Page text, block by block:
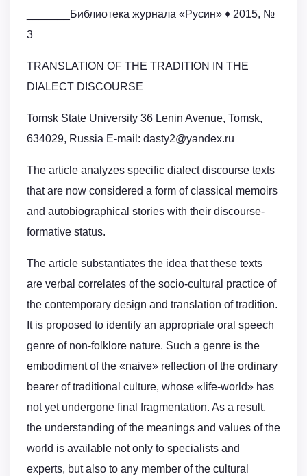
_______Библиотека журнала «Русин» ♦ 2015, №
3
TRANSLATION OF THE TRADITION IN THE
DIALECT DISCOURSE
Tomsk State University 36 Lenin Avenue, Tomsk,
634029, Russia E-mail: dasty2@yandex.ru
The article analyzes specific dialect discourse texts
that are now considered a form of classical memoirs
and autobiographical stories with their discourse-
formative status.
The article substantiates the idea that these texts
are verbal correlates of the socio-cultural practice of
the contemporary design and translation of tradition.
It is proposed to identify an appropriate oral speech
genre of non-folklore nature. Such a genre is the
embodiment of the «naive» reflection of the ordinary
bearer of traditional culture, whose «life-world» has
not yet undergone final fragmentation. As a result,
the understanding of the meanings and values of the
world is available not only to specialists and
experts, but also to any member of the cultural